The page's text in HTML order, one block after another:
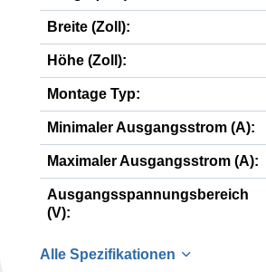
Breite (Zoll):
Höhe (Zoll):
Montage Typ:
Minimaler Ausgangsstrom (A):
Maximaler Ausgangsstrom (A):
Ausgangsspannungsbereich
(V):
Alle Spezifikationen